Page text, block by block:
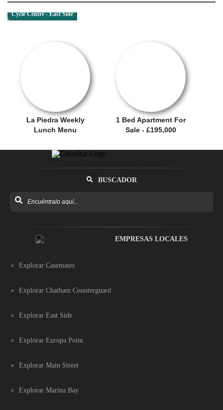
Cycle Centre - East Side
La Piedra Weekly
Lunch Menu
1 Bed Apartment For
Sale - £195,000
BUSCADOR
EMPRESAS LOCALES
Explorar Casemates
Explorar Chatham Counterguard
Explorar East Side
Explorar Europa Point
Explorar Main Street
Explorar Marina Bay